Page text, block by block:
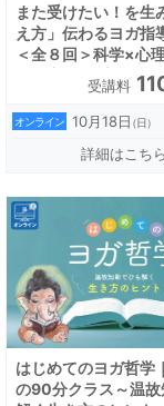
また受けたい！を生
え方」伝わるヨガ指
＜全８回＞科学×心
ート率アップ！
受講料
オンライン 10月18日（日）
詳細はこちら
はじめてのヨガ哲学
の90分クラス～温故